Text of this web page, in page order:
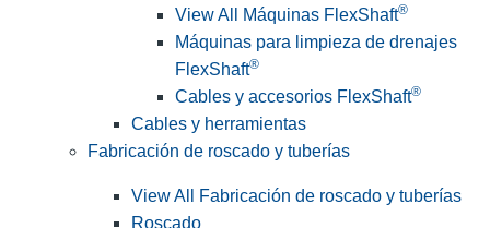
View All Máquinas FlexShaft®
Máquinas para limpieza de drenajes
FlexShaft®
Cables y accesorios FlexShaft®
Cables y herramientas
Fabricación de roscado y tuberías
View All Fabricación de roscado y tuberías
Roscado